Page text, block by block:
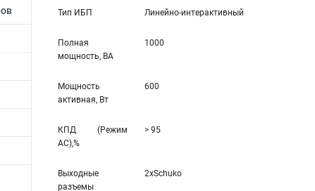
Тип ИБП Линейно-интерaктивный
Полная
мощность, ВА
1000
Мощность
активная, Вт
600
КПД (Режим
AC),%
> 95
Выходные
разъемы
2xSchuko